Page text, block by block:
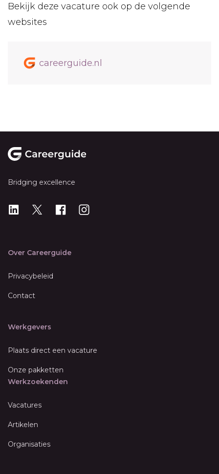
Bekijk deze vacature ook op de volgende
websites
careerguide.nl
Bridging excellence
LinkedIn
X Instagram
Over Careerguide
Privacybeleid
Contact
Werkgevers
Plaats direct een vacature
Onze pakketten
Werkzoekenden
Vacatures
Artikelen
Organisaties